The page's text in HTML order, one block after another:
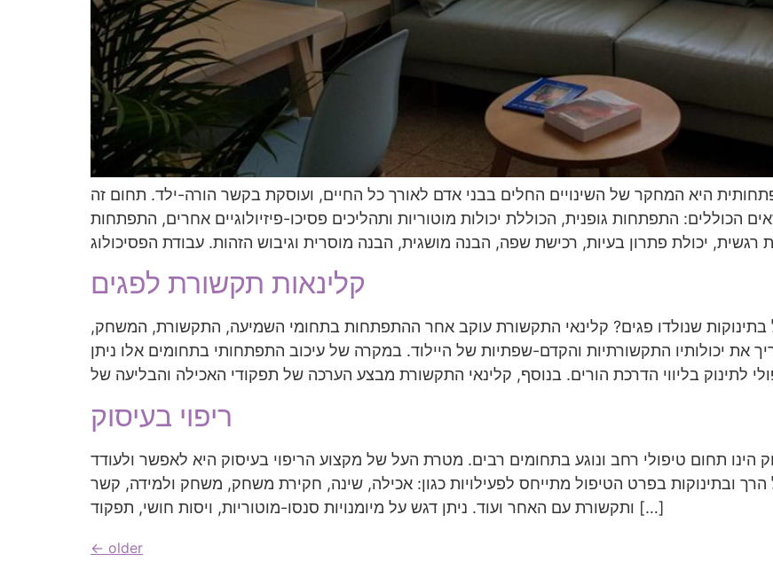
היא המחקר של השינויים החלים בבני אדם לאורך כל החיים, ועוסקת בקשר הורה-ילד. תחום זה
הכוללים: התפתחות גופנית, הכוללת יכולות מוטוריות ותהליכים פסיכו-פיזיולוגיים אחרים, התפתחות
קלינאות תקשורת לפגים
בתינוקות שנולדו פגים? קלינאי התקשורת עוקב אחר ההתפתחות בתחומי השמיעה, התקשורת, המשחק,
את יכולותיו התקשורתיות והקדם-שפתיות של היילוד. במקרה של עיכוב התפתחותי בתחומים אלו ניתן
ריפוי בעיסוק
הינו תחום טיפולי רחב ונוגע בתחומים רבים. מטרת העל של מקצוע הריפוי בעיסוק היא לאפשר ולעודד
ובתינוקות בפרט הטיפול מתייחס לפעילויות כגון: אכילה, שינה, חקירת משחק, משחק ולמידה, קשר
ותקשורת עם האחר ועוד. ניתן דגש על מיומנויות סנסו-מוטוריות, ויסות חושי, תפקוד […]
← older